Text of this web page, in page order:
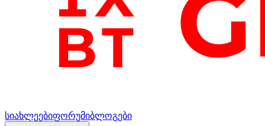
სიახლეებიფორუმიბლოგები